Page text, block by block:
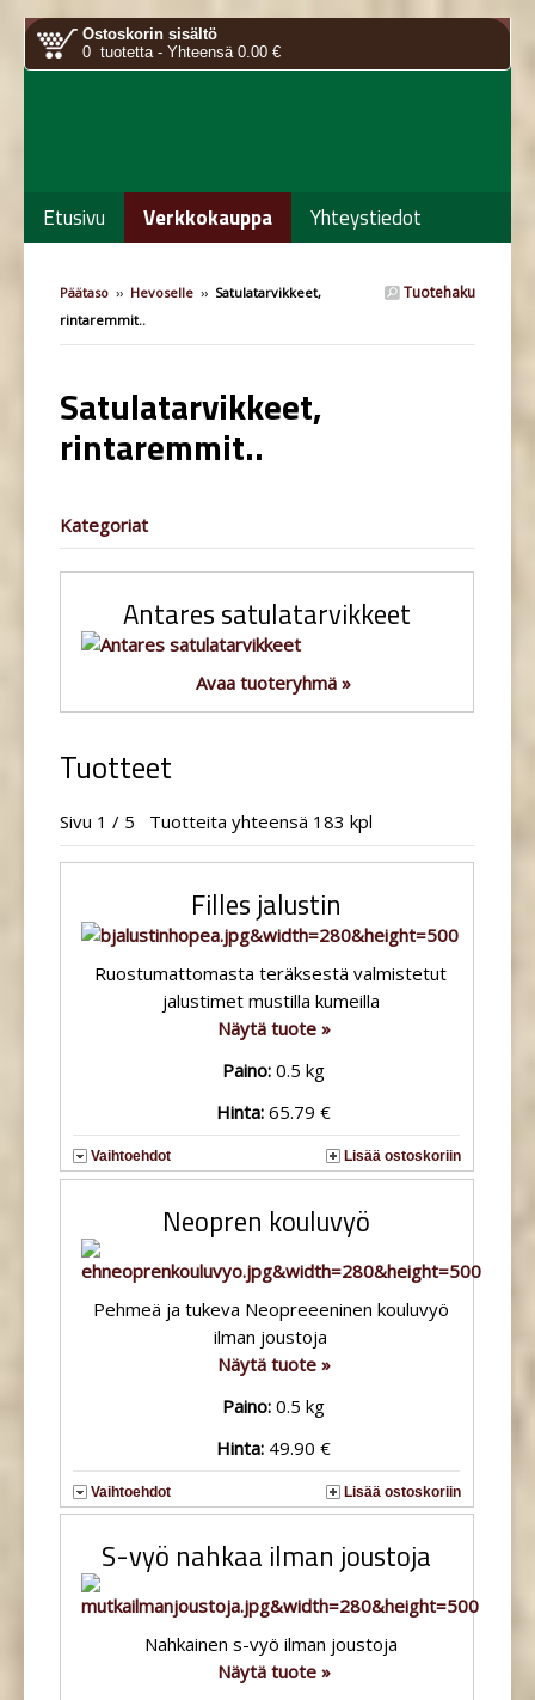
Ostoskorin sisältö
0 tuotetta - Yhteensä 0.00 €
Etusivu Verkkokauppa Yhteystiedot
Tuotehaku
Päätaso ›› Hevoselle ›› Satulatarvikkeet,
rintaremmit..
Satulatarvikkeet,
rintaremmit..
Kategoriat
Antares satulatarvikkeet
Avaa tuoteryhmä »
Tuotteet
Sivu 1 / 5 Tuotteita yhteensä 183 kpl
Filles jalustin
Ruostumattomasta teräksestä valmistetut
jalustimet mustilla kumeilla
Näytä tuote »
Paino:0.5 kg
Hinta:65.79 €
Vaihtoehdot Lisää ostoskoriin
Neopren kouluvyö
Pehmeä ja tukeva Neopreeeninen kouluvyö
ilman joustoja
Näytä tuote »
Paino:0.5 kg
Hinta: 49.90 €
Vaihtoehdot Lisää ostoskoriin
S-vyö nahkaa ilman joustoja
Nahkainen s-vyö ilman joustoja
Näytä tuote »